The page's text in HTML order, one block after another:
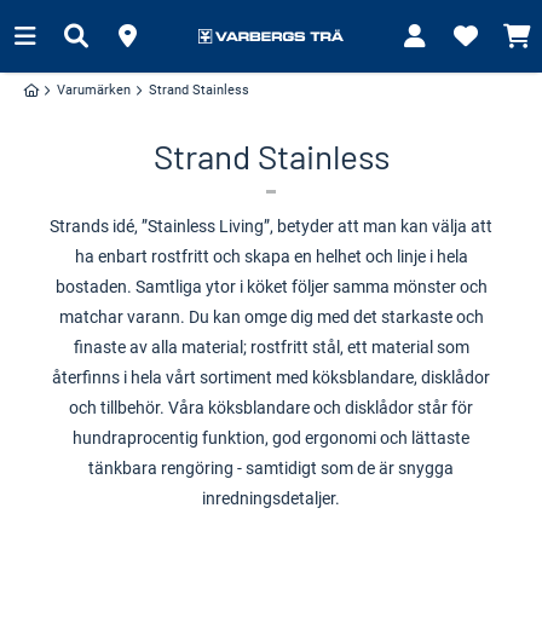
Varumärken Strand Stainless
Strand Stainless
Strands idé, ”Stainless Living”, betyder att man kan välja att
ha enbart rostfritt och skapa en helhet och linje i hela
bostaden. Samtliga ytor i köket följer samma mönster och
matchar varann. Du kan omge dig med det starkaste och
finaste av alla material; rostfritt stål, ett material som
återfinns i hela vårt sortiment med köksblandare, disklådor
och tillbehör. Våra köksblandare och disklådor står för
hundraprocentig funktion, god ergonomi och lättaste
tänkbara rengöring - samtidigt som de är snygga
inredningsdetaljer.